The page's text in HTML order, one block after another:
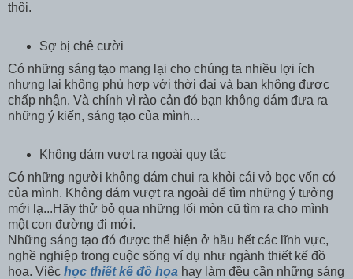
thôi.
Sợ bị chê cười
Có những sáng tạo mang lại cho chúng ta nhiều lợi ích
nhưng lại không phù hợp với thời đại và bạn không được
chấp nhận. Và chính vì rào cản đó bạn không dám đưa ra
những ý kiến, sáng tạo của mình...
Không dám vượt ra ngoài quy tắc
Có những người không dám chui ra khỏi cái vỏ bọc vốn có
của mình. Không dám vượt ra ngoài để tìm những ý tưởng
mới lạ...Hãy thử bỏ qua những lối mòn cũ tìm ra cho mình
một con đường đi mới.
Những sáng tạo đó được thể hiện ở hầu hết các lĩnh vực,
nghề nghiệp trong cuộc sống ví dụ như ngành thiết kế đồ
họa. Việc học thiết kế đồ họa hay làm đều cần những sáng